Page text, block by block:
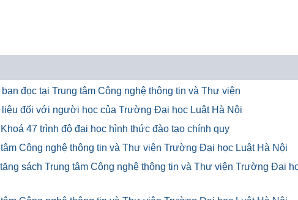
đọc tại Trung tâm Công nghệ thông tin và Thư viện
đối với người học của Trường Đại học Luật Hà Nội
47 trình độ đại học hình thức đào tạo chính quy
Công nghệ thông tin và Thư viện Trường Đại học Luật Hà Nội
sách Trung tâm Công nghệ thông tin và Thư viện Trường Đại